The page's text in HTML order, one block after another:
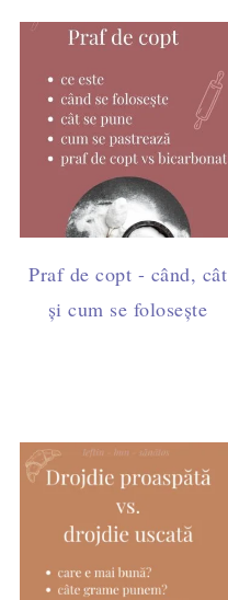
Praf de copt - când, cât
și cum se folosește